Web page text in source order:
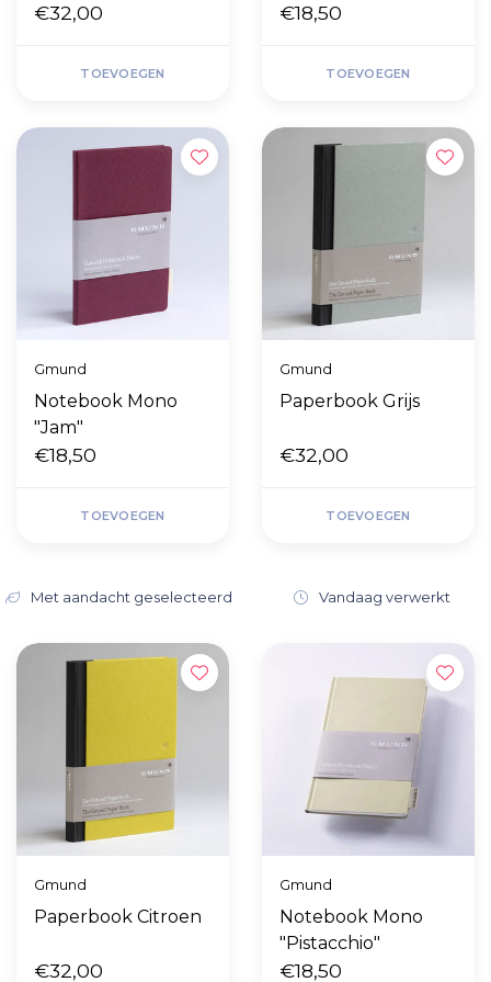
€32,00
TOEVOEGEN
€18,50
TOEVOEGEN
Gmund
Notebook Mono
"Jam"
€18,50
TOEVOEGEN
Gmund
Paperbook Grijs
€32,00
TOEVOEGEN
Met aandacht geselecteerd Vandaag verwerkt
Gmund
Paperbook Citroen
€32,00
Gmund
Notebook Mono
"Pistacchio"
€18,50